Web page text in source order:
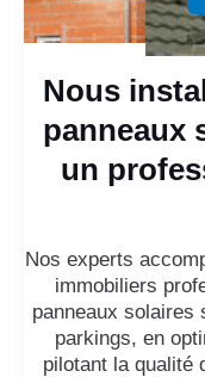
Nous
panneaux
un
Nos experts
immobiliers
panneaux solaires
parkings, en
pilotant la qualité